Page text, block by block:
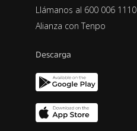
Llámanos al 600 006 1110
Alianza con Tenpo
Descarga